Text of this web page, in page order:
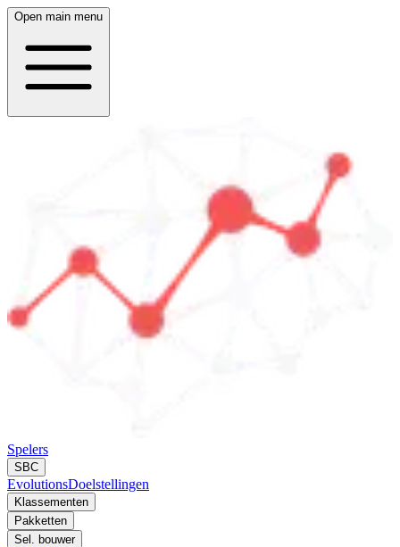
Open main menu
Spelers
SBC
EvolutionsDoelstellingen
Klassementen
Pakketten
Sel. bouwer